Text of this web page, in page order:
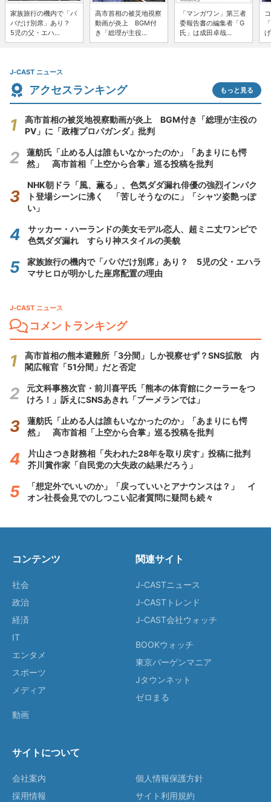
家族旅行の機内で「パ
パだけ別席」あり？
5児の父・エハ...
高市首相の被災地視察
動画が炎上 BGM付
き「総理が主役...
「マンガワン」第三者
委報告書の編集者「G
氏」は成田卓哉...
J-CAST ニュース
アクセスランキング もっと見る
高市首相の被災地視察動画が炎上 BGM付き「総理が主役の
PV」に「政権プロパガンダ」批判
蓮舫氏「止める人は誰もいなかったのか」「あまりにも愕
然」 高市首相「上空から合掌」巡る投稿を批判
NHK朝ドラ「風、薫る」、色気ダダ漏れ俳優の強烈インパク
ト登場シーンに沸く 「苦しそうなのに」「シャツ姿艶っぽ
い」
サッカー・ハーランドの美女モデル恋人、超ミニ丈ワンピで
色気ダダ漏れ すらり神スタイルの美貌
家族旅行の機内で「パパだけ別席」あり？ 5児の父・エハラ
マサヒロが明かした座席配置の理由
J-CAST ニュース
コメントランキング
高市首相の熊本避難所「3分間」しか視察せず？SNS拡散 内
閣広報官「51分間」だと否定
元文科事務次官・前川喜平氏「熊本の体育館にクーラーをつ
けろ！」訴えにSNSあきれ「ブーメランでは」
蓮舫氏「止める人は誰もいなかったのか」「あまりにも愕
然」 高市首相「上空から合掌」巡る投稿を批判
片山さつき財務相「失われた28年を取り戻す」投稿に批判
芥川賞作家「自民党の大失政の結果だろう」
「想定外でいいのか」「戻っていいとアナウンスは？」 イ
オン社長会見でのしつこい記者質問に疑問も続々
コンテンツ
社会
政治
経済
IT
エンタメ
スポーツ
メディア
動画
関連サイト
J-CASTニュース
J-CASTトレンド
J-CAST会社ウォッチ
BOOKウォッチ
東京バーゲンマニア
Jタウンネット
ゼロまる
サイトについて
会社案内
採用情報
個人情報保護方針
サイト利用規約